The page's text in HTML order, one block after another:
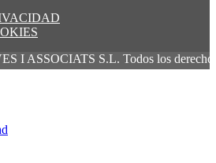
S.L. Todos los derechos